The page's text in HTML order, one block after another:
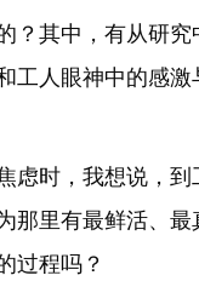
其中，有从研究
工人眼神中的感
时，我想说，到
里有最鲜活、最
过程吗？